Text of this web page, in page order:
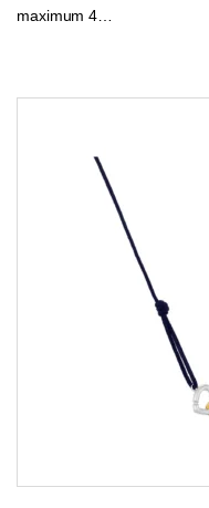
maximum 4…